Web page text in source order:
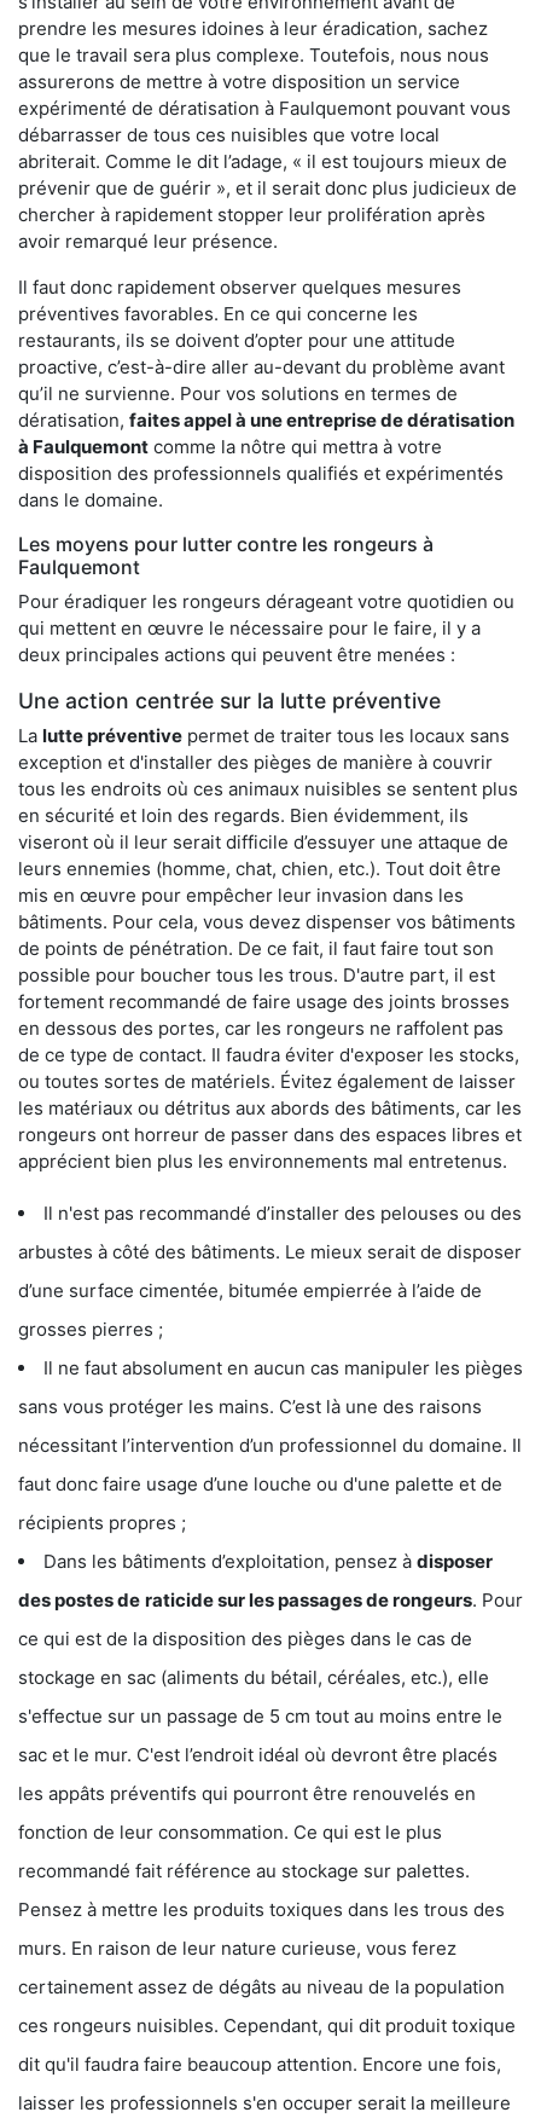
prendre les mesures idoines à leur éradication, sachez
que le travail sera plus complexe. Toutefois, nous nous
assurerons de mettre à votre disposition un service
expérimenté de dératisation à Faulquemont pouvant vous
débarrasser de tous ces nuisibles que votre local
abriterait. Comme le dit l’adage, « il est toujours mieux de
prévenir que de guérir », et il serait donc plus judicieux de
chercher à rapidement stopper leur prolifération après
avoir remarqué leur présence.
Il faut donc rapidement observer quelques mesures
préventives favorables. En ce qui concerne les
restaurants, ils se doivent d’opter pour une attitude
proactive, c’est-à-dire aller au-devant du problème avant
qu’il ne survienne. Pour vos solutions en termes de
dératisation, faites appel à une entreprise de dératisation
à Faulquemont comme la nôtre qui mettra à votre
disposition des professionnels qualifiés et expérimentés
dans le domaine.
Les moyens pour lutter contre les rongeurs à
Faulquemont
Pour éradiquer les rongeurs dérageant votre quotidien ou
qui mettent en œuvre le nécessaire pour le faire, il y a
deux principales actions qui peuvent être menées :
Une action centrée sur la lutte préventive
La lutte préventive permet de traiter tous les locaux sans
exception et d'installer des pièges de manière à couvrir
tous les endroits où ces animaux nuisibles se sentent plus
en sécurité et loin des regards. Bien évidemment, ils
viseront où il leur serait difficile d’essuyer une attaque de
leurs ennemies (homme, chat, chien, etc.). Tout doit être
mis en œuvre pour empêcher leur invasion dans les
bâtiments. Pour cela, vous devez dispenser vos bâtiments
de points de pénétration. De ce fait, il faut faire tout son
possible pour boucher tous les trous. D'autre part, il est
fortement recommandé de faire usage des joints brosses
en dessous des portes, car les rongeurs ne raffolent pas
de ce type de contact. Il faudra éviter d'exposer les stocks,
ou toutes sortes de matériels. Évitez également de laisser
les matériaux ou détritus aux abords des bâtiments, car les
rongeurs ont horreur de passer dans des espaces libres et
apprécient bien plus les environnements mal entretenus.
Il n'est pas recommandé d’installer des pelouses ou des
arbustes à côté des bâtiments. Le mieux serait de disposer
d’une surface cimentée, bitumée empierrée à l’aide de
grosses pierres ;
Il ne faut absolument en aucun cas manipuler les pièges
sans vous protéger les mains. C’est là une des raisons
nécessitant l’intervention d’un professionnel du domaine. Il
faut donc faire usage d’une louche ou d'une palette et de
récipients propres ;
Dans les bâtiments d’exploitation, pensez à disposer
des postes de raticide sur les passages de rongeurs. Pour
ce qui est de la disposition des pièges dans le cas de
stockage en sac (aliments du bétail, céréales, etc.), elle
s'effectue sur un passage de 5 cm tout au moins entre le
sac et le mur. C'est l’endroit idéal où devront être placés
les appâts préventifs qui pourront être renouvelés en
fonction de leur consommation. Ce qui est le plus
recommandé fait référence au stockage sur palettes.
Pensez à mettre les produits toxiques dans les trous des
murs. En raison de leur nature curieuse, vous ferez
certainement assez de dégâts au niveau de la population
ces rongeurs nuisibles. Cependant, qui dit produit toxique
dit qu'il faudra faire beaucoup attention. Encore une fois,
laisser les professionnels s'en occuper serait la meilleure